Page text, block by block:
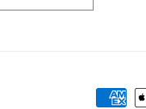
Payment